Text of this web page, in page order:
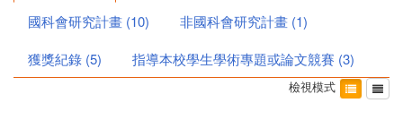
國科會研究計畫 (10) 非國科會研究計畫 (1)
獲獎紀錄 (5) 指導本校學生學術專題或論文競賽 (3)
檢視模式